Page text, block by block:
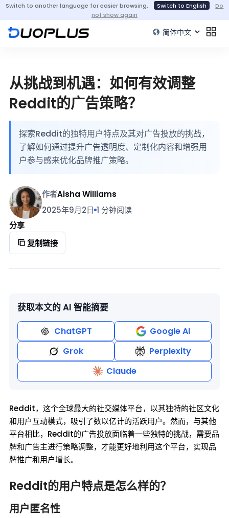
Switch to another language for easier browsing. Switch to English
Do
not show again
从挑战到机遇：如何有效调整
Reddit的广告策略？
探索Reddit的独特用户特点及其对广告投放的挑战，
了解如何通过提升广告透明度、定制化内容和增强用
户参与感来优化品牌推广策略。
作者Aisha Williams
2025年9月2日 1 分钟阅读
分享
复制链接
获取本文的 AI 智能摘要
ChatGPT
Google AI
Grok
Perplexity
Claude
Reddit，这个全球最大的社交媒体平台，以其独特的社区文化
和用户互动模式，吸引了数以亿计的活跃用户。然而，与其他
平台相比，Reddit的广告投放面临着一些独特的挑战，需要品
牌和广告主进行策略调整，才能更好地利用这个平台，实现品
牌推广和用户增长。
Reddit的用户特点是怎么样的？
用户匿名性